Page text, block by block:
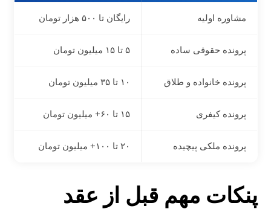
مشاوره اولیه رایگان تا ۵۰۰ هزار تومان
پرونده حقوقی ساده ۵ تا ۱۵ میلیون تومان
پرونده خانواده و طلاق ۱۰ تا ۳۵ میلیون تومان
پرونده کیفری ۱۵ تا ۶۰+ میلیون تومان
پرونده ملکی پیچیده ۲۰ تا ۱۰۰+ میلیون تومان
پنکات مهم قبل از عقد